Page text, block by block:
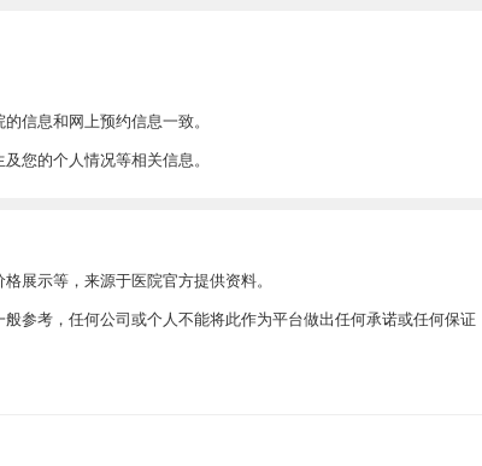
信息和网上预约信息一致。
您的个人情况等相关信息。
展示等，来源于医院官方提供资料。
参考，任何公司或个人不能将此作为平台做出任何承诺或任何保证